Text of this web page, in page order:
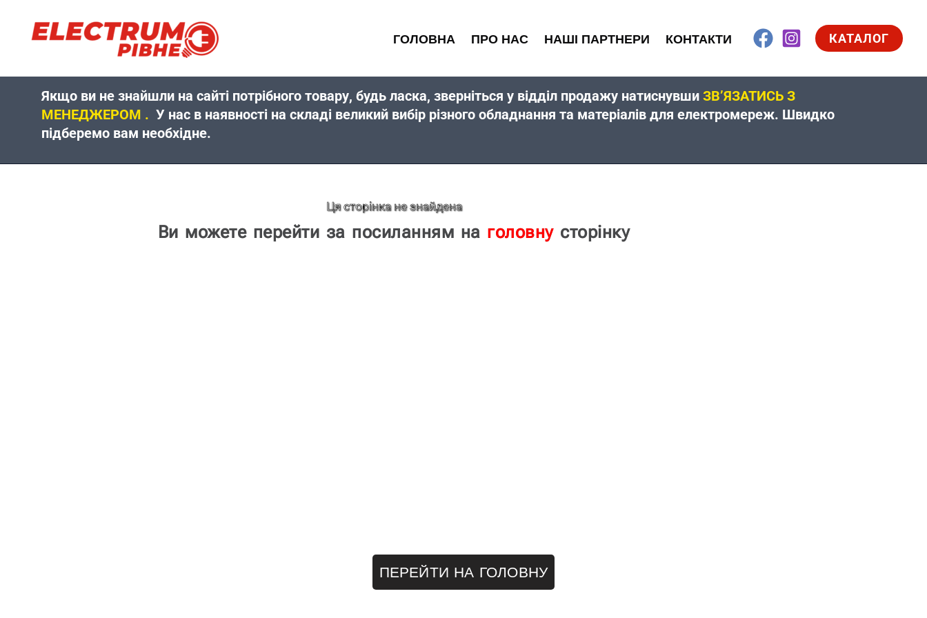
ГОЛОВНА ПРО НАС НАШІ ПАРТНЕРИ КОНТАКТИ КАТАЛОГ
Якщо ви не знайшли на сайті потрібного товару, будь ласка, зверніться у відділ продажу натиснувши ЗВ’ЯЗАТИСЬ З
МЕНЕДЖЕРОМ . У нас в наявності на складі великий вибір різного обладнання та матеріалів для електромереж. Швидко
підберемо вам необхідне.
Ця сторінка не знайдена
Ви можете перейти за посиланням на головнусторінку
ПЕРЕЙТИ НА ГОЛОВНУ